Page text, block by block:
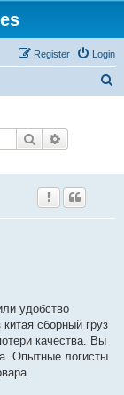
Login
Register
Search
удобство
сборный груз
качества. Вы
Опытные логисты